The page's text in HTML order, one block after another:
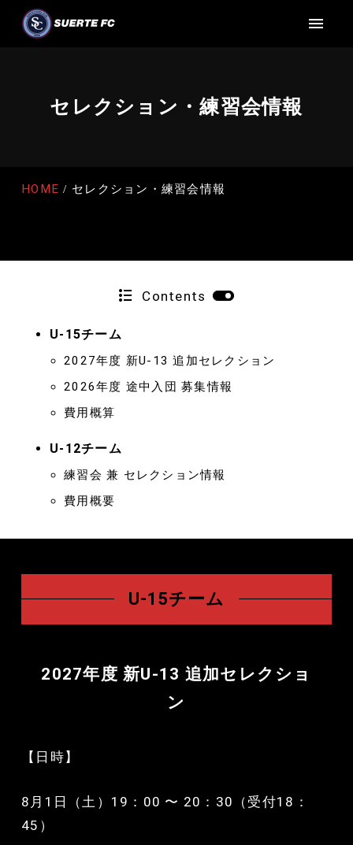
セレクション・練習会情報
HOME セレクション・練習会情報
Contents
U-15チーム
2027年度 新U-13 追加セレクション
2026年度 途中入団 募集情報
費用概算
U-12チーム
練習会 兼 セレクション情報
費用概要
U-15チーム
2027年度 新U-13 追加セレクショ
ン
【日時】
8月1日（土）19：00 〜 20：30（受付18：
45）